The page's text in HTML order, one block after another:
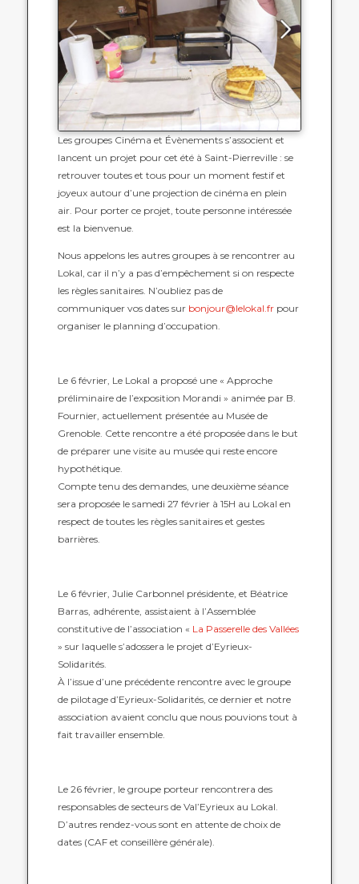
Les groupes Cinéma et Évènements s’associent et
lancent un projet pour cet été à Saint-Pierreville : se
retrouver toutes et tous pour un moment festif et
joyeux autourd’une projection de cinéma en plein
air. Pour porter ce projet, toute personne intéressée
est la bienvenue.
Nous appelons les autres groupes à se rencontrer au
Lokal, car il n’y a pas d’empêchement si on respecte
les règles sanitaires. N’oubliez pas de
communiquervos dates sur bonjour@lelokal.fr pour
organiser le planning d’occupation.
Le 6 février, Le Lokal a proposé une « Approche
préliminaire de l’exposition Morandi » animée par B.
Fournier, actuellement présentée au Musée de
Grenoble. Cette rencontre a été proposée dans le but
de préparer une visite au musée qui reste encore
hypothétique.
Compte tenu des demandes, une deuxième séance
sera proposée le samedi 27 février à 15H au Lokal en
respect de toutes les règles sanitaires et gestes
barrières.
Le 6 février, Julie Carbonnel présidente, et Béatrice
Barras, adhérente, assistaient à l’Assemblée
constitutive de l’association « La Passerelle des Vallées
» sur laquelles’adossera le projet d’Eyrieux-
Solidarités.
À l’issue d’une précédente rencontre avec le groupe
de pilotage d’Eyrieux-Solidarités, ce dernier et notre
association avaient conclu que nous pouvions tout à
fait travailler ensemble.
Le 26 février, le groupe porteur rencontrera des
responsables de secteurs de Val’Eyrieux au Lokal.
D’autres rendez-vous sont en attente de choix de
dates (CAF et conseillère générale).